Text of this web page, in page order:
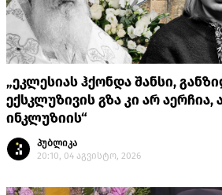
„ეკლესიას ჰქონდა შანსი,
ექსკლუზივის გზა კი არ აერჩია,
ინკლუზიის“
პუბლიკა
20:10, 04 აგვისტო, 2026